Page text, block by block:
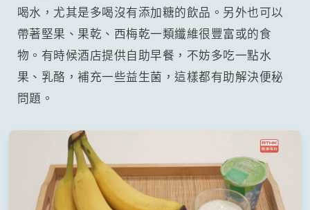
喝水，尤其是多喝沒有添加糖的飲品。另外也可以
帶著堅果、果乾、西梅乾一類纖維很豐富或的食
物。有時候酒店提供自助早餐，不妨多吃一點水
果、乳酪，補充一些益生菌，這樣都有助解決便秘
問題。